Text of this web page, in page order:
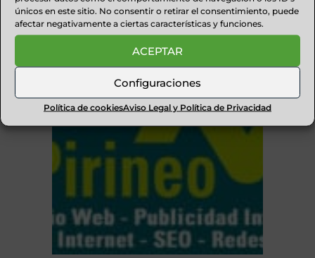
únicos en este sitio. No consentir o retirar el consentimiento, puede
afectar negativamente a ciertas características y funciones.
ACEPTAR
Configuraciones
Política de cookiesAviso Legal y Política de Privacidad
LA BORDA CASTILLÓN